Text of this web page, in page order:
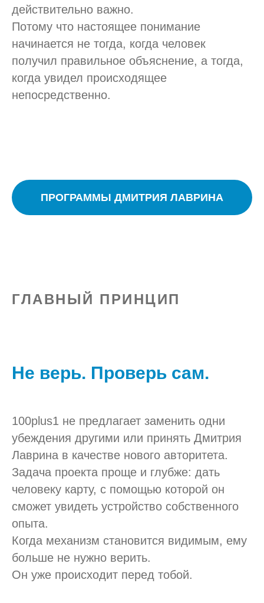
действительно важно.
Потому что настоящее понимание
начинается не тогда, когда человек
получил правильное объяснение, а тогда,
когда увидел происходящее
непосредственно.
ПРОГРАММЫ ДМИТРИЯ ЛАВРИНА
ГЛАВНЫЙ ПРИНЦИП
Не верь. Проверь сам.
100plus1 не предлагает заменить одни
убеждения другими или принять Дмитрия
Лаврина в качестве нового авторитета.
Задача проекта проще и глубже: дать
человеку карту, с помощью которой он
сможет увидеть устройство собственного
опыта.
Когда механизм становится видимым, ему
больше не нужно верить.
Он уже происходит перед тобой.